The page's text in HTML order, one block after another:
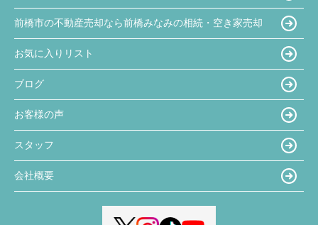
前橋市の不動産売却なら前橋みなみの相続・空き家売却
お気に入りリスト
ブログ
お客様の声
スタッフ
会社概要